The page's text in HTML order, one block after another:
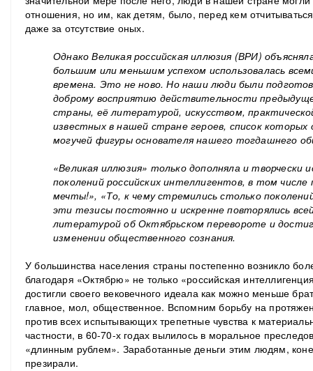
отношения, но им, как детям, было, перед кем
даже за отсутствие оных.
Однако Великая российская иллюзия (ВРИ)
большим или меньшим успехом использовалась
времена. Это не ново. Но наши люди были
доброму восприятию действительности
страны, её литературой, искусством,
известных в нашей стране героев, список
могучей фигуры основателя нашего тогдашнего
«Великая иллюзия» только дополняла и творчески
поколений российских интеллигентов, в том
мечты!», «То, к чему стремились столько
эти тезисы постоянно и искренне повторялись
литературой об Октябрьском перевороте и
изменении общественного сознания.
У большинства населения страны постепенно возникло
благодаря «Октябрю» не только «российская
достигли своего вековечного идеала как можно меньше
главное, мол, общественное. Вспомним борьбу на
против всех испытывающих трепетные чувства к
частности, в 60-70-х годах вылилось в моральное
«длинным рублем». Заработанные деньги этим людям,
презирали.